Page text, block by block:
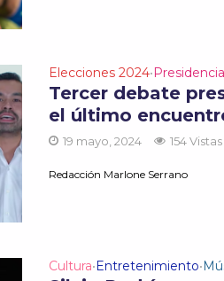
Elecciones 2024•
Tercer debate
el último
19 mayo, 2024 154 Vistas
Redacción Marlone Serrano
Cultura•Entretenimiento•